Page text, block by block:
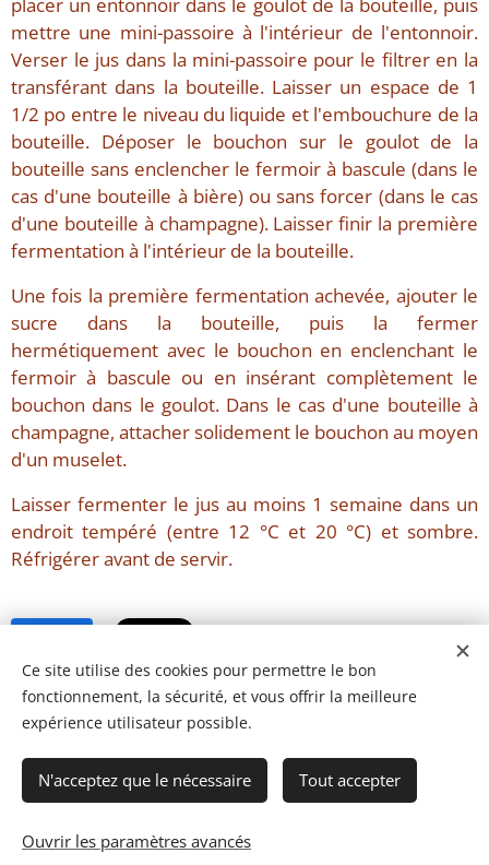
mettre une mini-passoire à l'intérieur de l'entonnoir.
Verser le jus dans la mini-passoire pour le filtrer en la
transférant dans la bouteille. Laisser un espace de 1
1/2 po entre le niveau du liquide et l'embouchure de la
bouteille. Déposer le bouchon sur le goulot de la
bouteille sans enclencher le fermoir à bascule (dans le
cas d'une bouteille à bière) ou sans forcer (dans le cas
d'une bouteille à champagne). Laisser finir la première
fermentation à l'intérieur de la bouteille.
Une fois la première fermentation achevée, ajouter le
sucre dans la bouteille, puis la fermer
hermétiquement avec le bouchon en enclenchant le
fermoir à bascule ou en insérant complètement le
bouchon dans le goulot. Dans le cas d'une bouteille à
champagne, attacher solidement le bouchon au moyen
d'un muselet.
Laisser fermenter le jus au moins 1 semaine dans un
endroit tempéré (entre 12 °C et 20 °C) et sombre.
Réfrigérer avant de servir.
Cookies
Ce site utilise des cookies pour permettre le bon
fonctionnement, la sécurité, et vous offrir la meilleure
expérience utilisateur possible.
N'acceptez que le nécessaire Tout accepter
Ouvrir les paramètres avancés